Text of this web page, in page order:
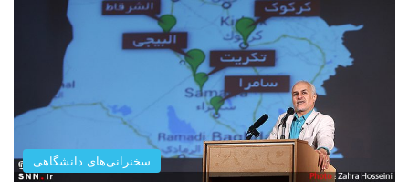
سخنرانی‌های دانشگاهی